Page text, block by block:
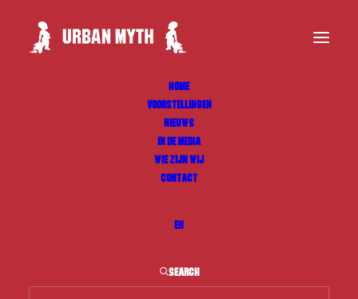
HOME
VOORSTELLINGEN
NIEUWS
IN DE MEDIA
WIE ZIJN WIJ
CONTACT
EN
SEARCH